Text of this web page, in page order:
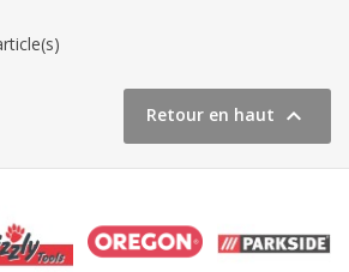
Retour en haut 